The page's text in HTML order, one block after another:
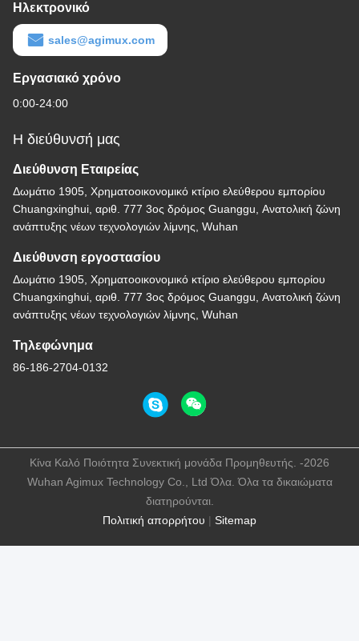
Ηλεκτρονικό
sales@agimux.com
Εργασιακό χρόνο
0:00-24:00
Η διεύθυνσή μας
Διεύθυνση Εταιρείας
Δωμάτιο 1905, Χρηματοοικονομικό κτίριο ελεύθερου εμπορίου
Chuangxinghui, αριθ. 777 3ος δρόμος Guanggu, Ανατολική ζώνη
ανάπτυξης νέων τεχνολογιών λίμνης, Wuhan
Διεύθυνση εργοστασίου
Δωμάτιο 1905, Χρηματοοικονομικό κτίριο ελεύθερου εμπορίου
Chuangxinghui, αριθ. 777 3ος δρόμος Guanggu, Ανατολική ζώνη
ανάπτυξης νέων τεχνολογιών λίμνης, Wuhan
Τηλεφώνημα
86-186-2704-0132
Πολιτική απορρήτου | Sitemap
Κίνα Καλό Ποιότητα Συνεκτική μονάδα Προμηθευτής. -2026
Wuhan Agimux Technology Co., Ltd Όλα. Όλα τα δικαιώματα
διατηρούνται.